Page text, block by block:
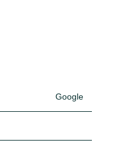
Google